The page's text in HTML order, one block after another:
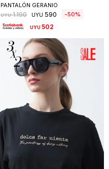
PANTALÓN GERANIO
UYU 1.190 UYU 590 50
UYU502